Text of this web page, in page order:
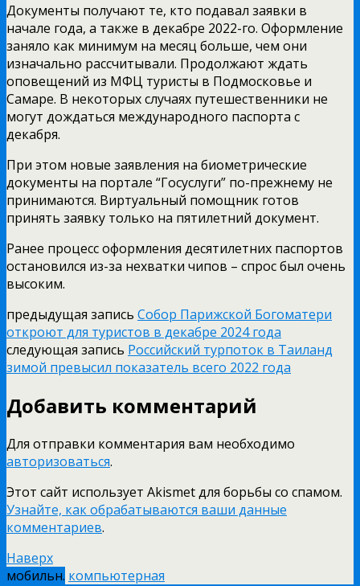
Документы получают те, кто подавал заявки в
начале года, а также в декабре 2022-го. Оформление
заняло как минимум на месяц больше, чем они
изначально рассчитывали. Продолжают ждать
оповещений из МФЦ туристы в Подмосковье и
Самаре. В некоторых случаях путешественники не
могут дождаться международного паспорта с
декабря.
При этом новые заявления на биометрические
документы на портале “Госуслуги” по-прежнему не
принимаются. Виртуальный помощник готов
принять заявку только на пятилетний документ.
Ранее процесс оформления десятилетних паспортов
остановился из-за нехватки чипов – спрос был очень
высоким.
предыдущая запись Собор Парижской Богоматери
откроют для туристов в декабре 2024 года
следующая запись Российский турпоток в Таиланд
зимой превысил показатель всего 2022 года
Добавить комментарий
Для отправки комментария вам необходимо
авторизоваться.
Этот сайт использует Akismet для борьбы со спамом.
Узнайте, как обрабатываются ваши данные
комментариев.
Наверх
мобильн. компьютерная